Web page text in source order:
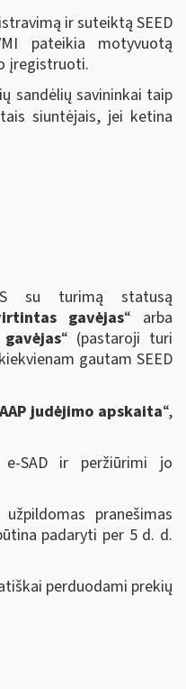
ir suteiktą SEED
pateikia motyvuotą
įregistruoti.
sandėlių savininkai taip
siuntėjais, jei ketina
su turimą statusą
gavėjas“ arba
“ (pastaroji turi
gautam SEED
AAP judėjimo apskaita“,
e-SAD ir peržiūrimi jo
pranešimas
padaryti per 5 d. d.
perduodami prekių